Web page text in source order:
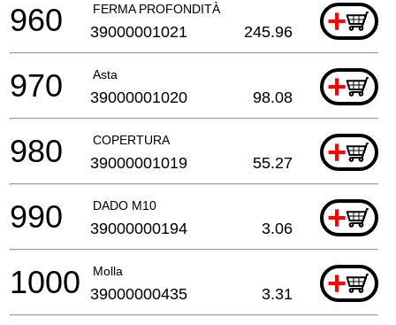
FERMA PROFONDITÀ +
960 39000001021 245.96
Asta +
970 39000001020 98.08
COPERTURA +
980 39000001019 55.27
DADO M10 +
990 39000000194 3.06
Molla +
1000 39000000435 3.31